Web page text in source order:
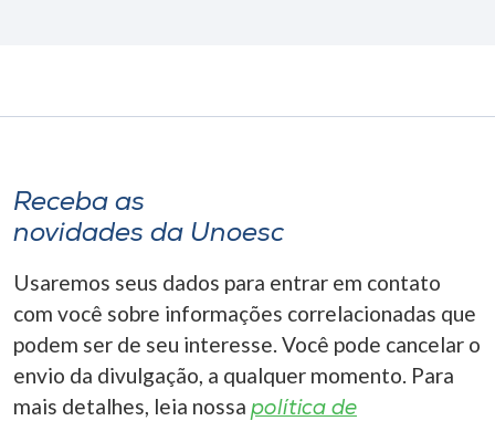
Receba as
novidades da Unoesc
Usaremos seus dados para entrar em contato
com você sobre informações correlacionadas que
podem ser de seu interesse. Você pode cancelar o
envio da divulgação, a qualquer momento. Para
mais detalhes, leia nossa política de